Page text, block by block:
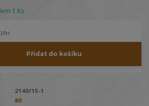
1 Ks
Přidat do košíku
2140/15-1
80